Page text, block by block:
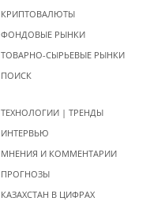
КРИПТОВАЛЮТЫ
ФОНДОВЫЕ РЫНКИ
ТОВАРНО-СЫРЬЕВЫЕ РЫНКИ
ПОИСК
ТЕХНОЛОГИИ | ТРЕНДЫ
ИНТЕРВЬЮ
МНЕНИЯ И КОММЕНТАРИИ
ПРОГНОЗЫ
КАЗАХСТАН В ЦИФРАХ